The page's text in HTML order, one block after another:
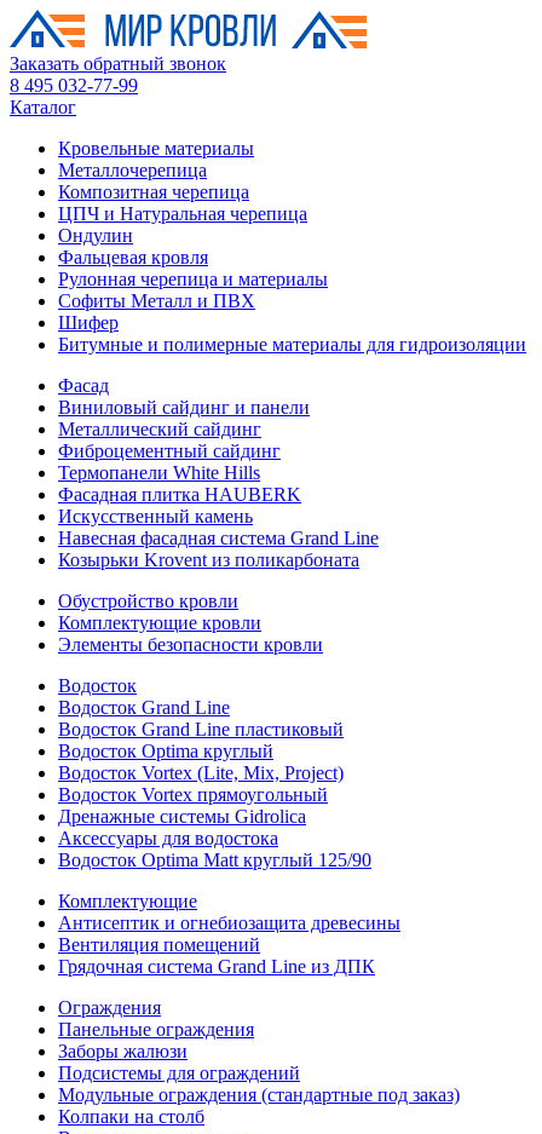
Заказать обратный звонок
8 495 032-77-99
Каталог
Кровельные материалы
Металлочерепица
Композитная черепица
ЦПЧ и Натуральная черепица
Ондулин
Фальцевая кровля
Рулонная черепица и материалы
Софиты Металл и ПВХ
Шифер
Битумные и полимерные материалы для гидроизоляции
Фасад
Виниловый сайдинг и панели
Металлический сайдинг
Фиброцементный сайдинг
Термопанели White Hills
Фасадная плитка HAUBERK
Искусственный камень
Навесная фасадная система Grand Line
Козырьки Krovent из поликарбоната
Обустройство кровли
Комплектующие кровли
Элементы безопасности кровли
Водосток
Водосток Grand Line
Водосток Grand Line пластиковый
Водосток Optima круглый
Водосток Vortex (Lite, Mix, Project)
Водосток Vortex прямоугольный
Дренажные системы Gidrolica
Аксессуары для водостока
Водосток Optima Matt круглый 125/90
Комплектующие
Антисептик и огнебиозащита древесины
Вентиляция помещений
Грядочная система Grand Line из ДПК
Ограждения
Панельные ограждения
Заборы жалюзи
Подсистемы для ограждений
Модульные ограждения (стандартные под заказ)
Колпаки на столб